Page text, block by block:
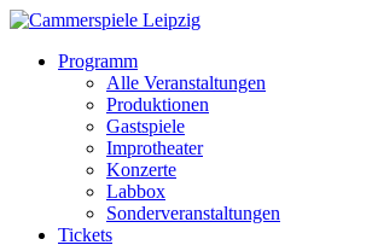
Programm
Alle Veranstaltungen
Produktionen
Gastspiele
Improtheater
Konzerte
Labbox
Sonderveranstaltungen
Tickets